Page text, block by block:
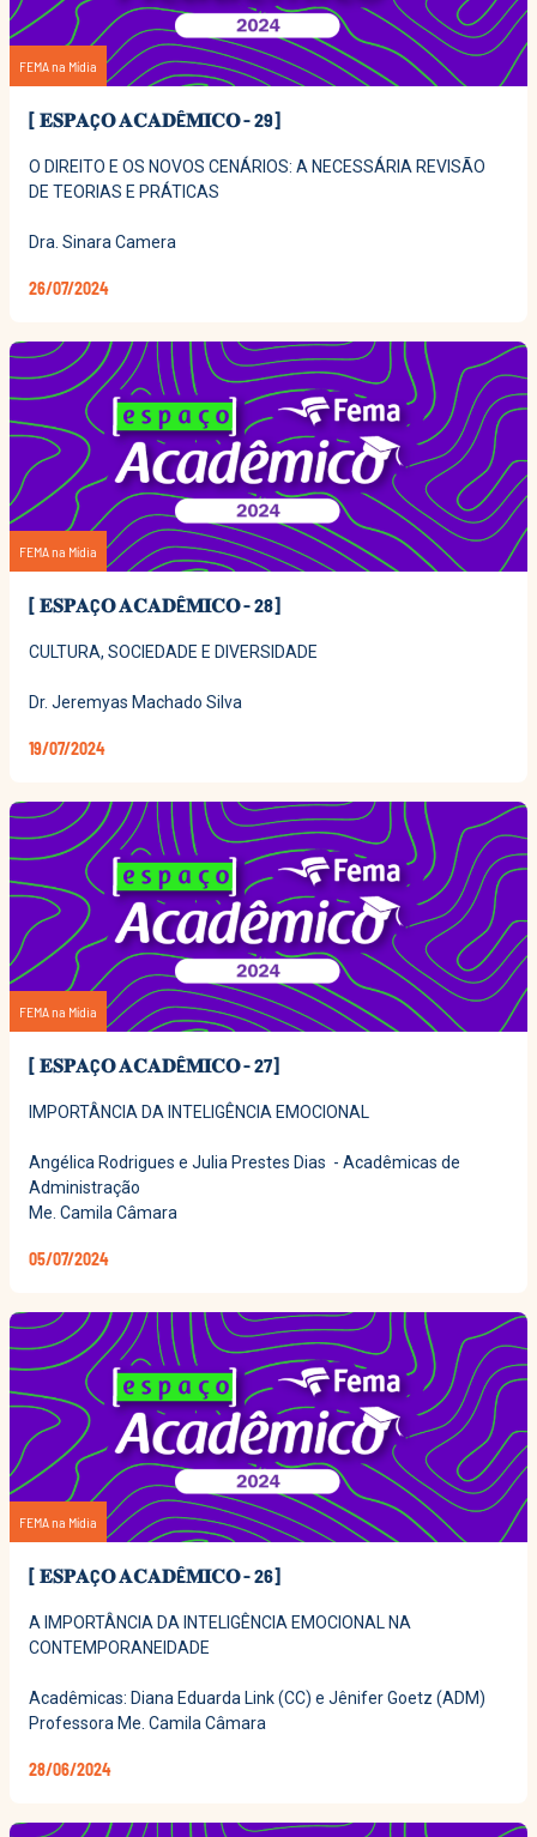
FEMA na Mídia
[ 𝐄𝐒𝐏𝐀Ç𝐎 𝐀𝐂𝐀𝐃Ê𝐌𝐈𝐂𝐎 - 29]
O DIREITO E OS NOVOS CENÁRIOS: A NECESSÁRIA REVISÃO
DE TEORIAS E PRÁTICAS
Dra. Sinara Camera
26/07/2024
FEMA na Mídia
[ 𝐄𝐒𝐏𝐀Ç𝐎 𝐀𝐂𝐀𝐃Ê𝐌𝐈𝐂𝐎 - 28]
CULTURA, SOCIEDADE E DIVERSIDADE
Dr. Jeremyas Machado Silva
19/07/2024
FEMA na Mídia
[ 𝐄𝐒𝐏𝐀Ç𝐎 𝐀𝐂𝐀𝐃Ê𝐌𝐈𝐂𝐎 - 27]
IMPORTÂNCIA DA INTELIGÊNCIA EMOCIONAL
Angélica Rodrigues e Julia Prestes Dias - Acadêmicas de
Administração
Me. Camila Câmara
05/07/2024
FEMA na Mídia
[ 𝐄𝐒𝐏𝐀Ç𝐎 𝐀𝐂𝐀𝐃Ê𝐌𝐈𝐂𝐎 - 26]
A IMPORTÂNCIA DA INTELIGÊNCIA EMOCIONAL NA
CONTEMPORANEIDADE
Acadêmicas: Diana Eduarda Link (CC) e Jênifer Goetz (ADM)
Professora Me. Camila Câmara
28/06/2024